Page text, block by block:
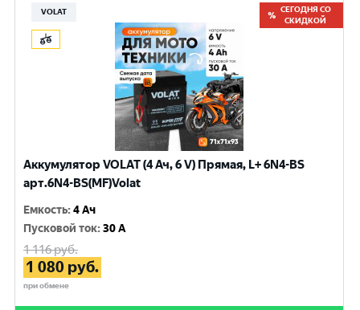
VOLAT
СЕГОДНЯ СО
СКИДКОЙ
Аккумулятор VOLAT (4 Ач, 6 V) Прямая, L+ 6N4-BS
арт.6N4-BS(MF)Volat
Емкость:4 Ач
Пусковой ток:30 A
1 116руб.
1 080 руб.
при обмене